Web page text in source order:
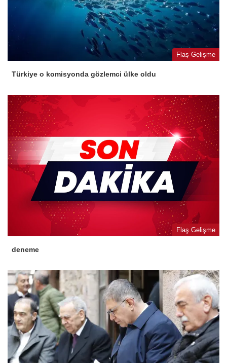
Flaş Gelişme
Türkiye o komisyonda gözlemci ülke oldu
Flaş Gelişme
deneme